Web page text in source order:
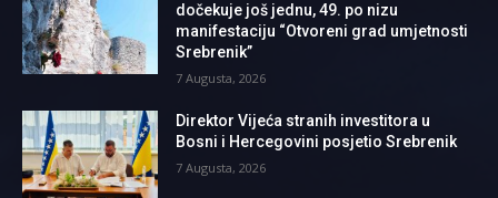
dočekuje još jednu, 49. po nizu
manifestaciju “Otvoreni grad umjetnosti
Srebrenik”
7 Augusta, 2026
Direktor Vijeća stranih investitora u
Bosni i Hercegovini posjetio Srebrenik
7 Augusta, 2026